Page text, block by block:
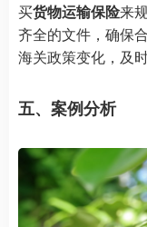
买货物运输保险来
齐全的文件，确保
海关政策变化，及
五、案例分析